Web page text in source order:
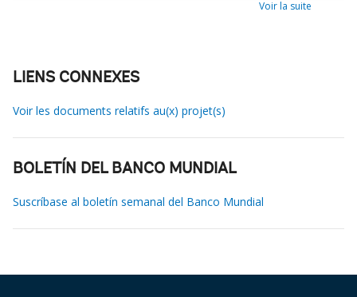
Voir la suite
LIENS CONNEXES
Voir les documents relatifs au(x) projet(s)
BOLETÍN DEL BANCO MUNDIAL
Suscríbase al boletín semanal del Banco Mundial